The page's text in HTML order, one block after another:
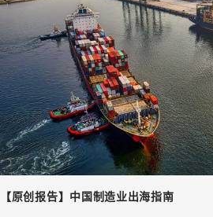
【原创报告】中国制造业出海指南